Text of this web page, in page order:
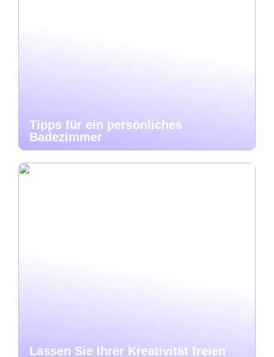
Tipps für ein persönliches
Badezimmer
Lassen Sie Ihrer Kreativität freien